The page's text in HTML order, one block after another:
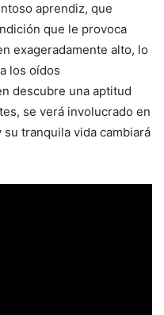
aprendiz, que
que le provoca
exageradamente alto, lo
los oídos
descubre una aptitud
se verá involucrado en
tranquila vida cambiará